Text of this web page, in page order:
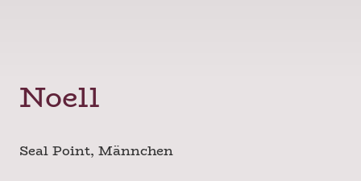
Noell
Seal Point, Männchen